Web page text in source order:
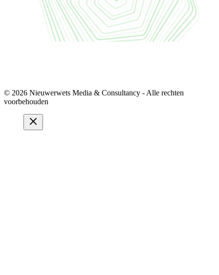
© 2026 Nieuwerwets Media & Consultancy - Alle rechten
voorbehouden